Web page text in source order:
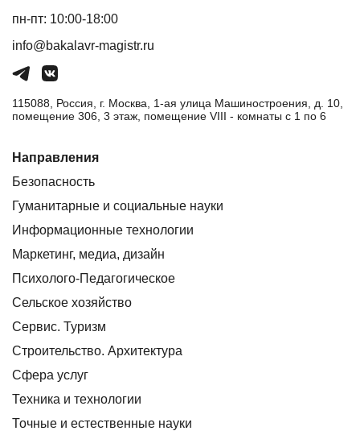
пн-пт: 10:00-18:00
info@bakalavr-magistr.ru
115088, Россия, г. Москва, 1-ая улица Машиностроения, д. 10,
помещение 306, 3 этаж, помещение VIII - комнаты с 1 по 6
Направления
Безопасность
Гуманитарные и социальные науки
Информационные технологии
Маркетинг, медиа, дизайн
Психолого-Педагогическое
Сельское хозяйство
Сервис. Туризм
Строительство. Архитектура
Сфера услуг
Техника и технологии
Точные и естественные науки